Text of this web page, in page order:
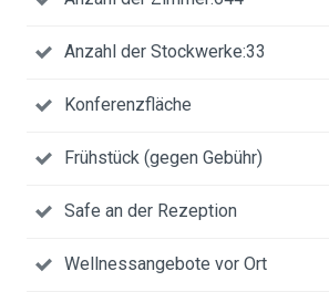
Anzahl der Stockwerke:33
Konferenzfläche
Frühstück (gegen Gebühr)
Safe an der Rezeption
Wellnessangebote vor Ort